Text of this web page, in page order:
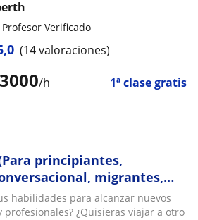
/h 1ª clase gratis
Profesor Verificado
(14 valoraciones)
principiantes,
migrantes,
Nacional de
habilidades para alcanzar nuevos
profesionales? ¿Quisieras viajar a otro